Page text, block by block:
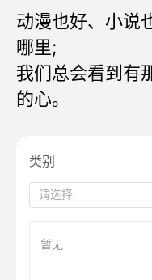
动漫也好、小说
哪里;
我们总会看到有
的心。
类别
请选择
暂无